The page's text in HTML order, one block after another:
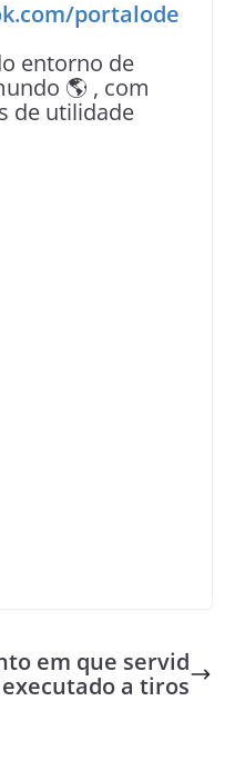
portalode
entorno de
🌎 , com
de utilidade
em que servid
a tiros